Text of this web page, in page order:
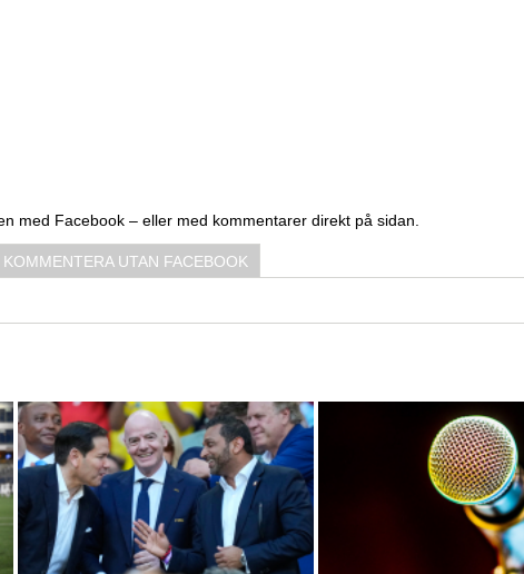
med Facebook – eller med kommentarer direkt på sidan.
KOMMENTERA UTAN FACEBOOK